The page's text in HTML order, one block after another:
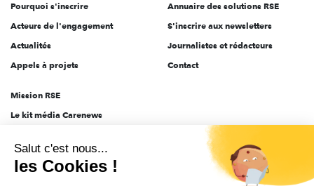
Pourquoi s'inscrire
Acteurs de l'engagement
Actualités
Appels à projets
Annuaire des solutions RSE
S'inscrire aux newsletters
Journalistes et rédacteurs
Contact
Mission RSE
Le kit média Carenews
AEF info
Novethic
Salut c'est nous...
les Cookies !